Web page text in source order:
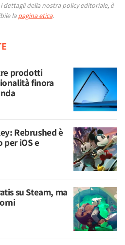
dettagli della nostra policy editoriale, è
la pagina etica.
prodotti
finora
Rebrushed è
iOS e
su Steam, ma